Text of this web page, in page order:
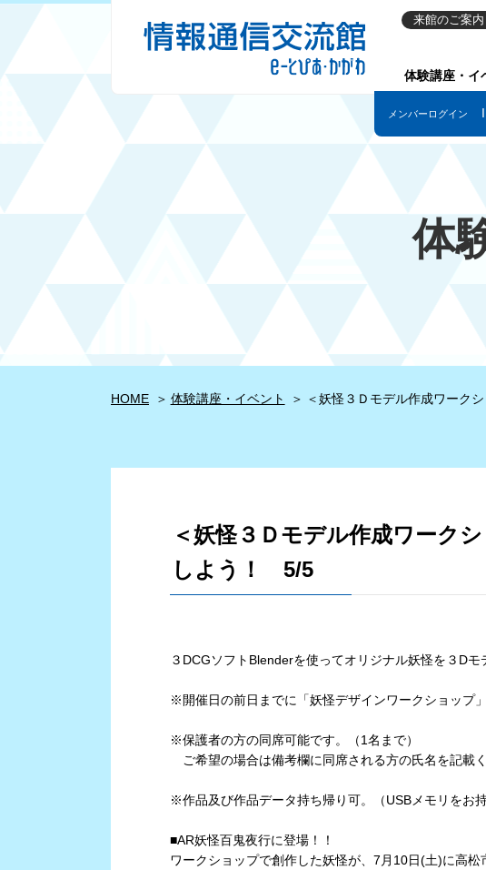
体験講座・イ
来館のご案内
体
HOME 体験講座・イベント ＜妖怪３Ｄモデル作成ワーク
＜妖怪３Ｄモデル作成ワーク
しよう！ 5/5
３DCGソフトBlenderを使ってオリジナル妖怪を３Dモ
※開催日の前日までに「妖怪デザインワークショップ
※保護者の方の同席可能です。（1名まで）
ご希望の場合は備考欄に同席される方の氏名を記載く
※作品及び作品データ持ち帰り可。（USBメモリをお持
■AR妖怪百鬼夜行に登場！！
ワークショップで創作した妖怪が、7月10日(土)に高松